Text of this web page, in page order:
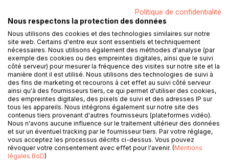
6,99 €
TVA incluse
Téléchargement disponible dès maintenant
AJOUTER AU PANIER
Ajouter à ma liste d'envies
Laisser un avis
Politique de confidentialité
Nous respectons la protection des données
Nous utilisons des cookies et des technologies similaires sur notre
site web. Certains d'entre eux sont essentiels et techniquement
nécessaires. Nous utilisons également des méthodes d'analyse (par
exemple des cookies ou des empreintes digitales, ainsi que le suivi
côté serveur) pour mesurer la fréquence des visites sur notre site et la
manière dont il est utilisé. Nous utilisons des technologies de suivi à
des fins de marketing et recourons à cet effet au suivi côté serveur
ainsi qu'à des fournisseurs tiers, ce qui permet d'utiliser des cookies,
des empreintes digitales, des pixels de suivi et des adresses IP sur
tous les appareils. Nous intégrons également sur notre site des
contenus tiers provenant d'autres fournisseurs (plateformes vidéo).
Nous n'avons aucune influence sur le traitement ultérieur des données
et sur un éventuel tracking par le fournisseur tiers. Par votre réglage,
vous acceptez les processus décrits ci-dessus. Vous pouvez
révoquer votre consentement avec effet pour l'avenir. (Mentions
légales BoD)